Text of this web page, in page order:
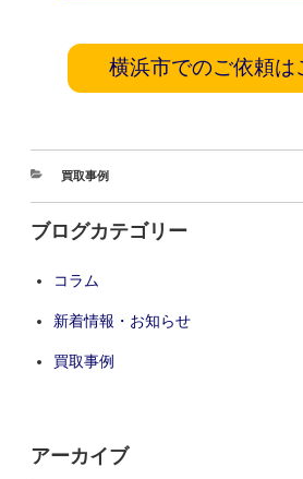
横浜市でのご依頼は
買取事例
ブログカテゴリー
コラム
新着情報・お知らせ
買取事例
アーカイブ